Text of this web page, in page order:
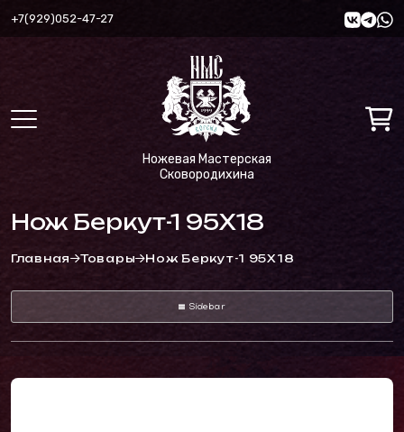
+7(929)052-47-27
Ножевая Мастерская
Сковородихина
Нож Беркут-1 95Х18
Главная Товары Нож Беркут-1 95Х18
Sidebar